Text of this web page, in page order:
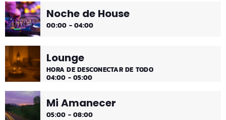
Noche de House
00:00 - 04:00
Lounge
HORA DE DESCONECTAR DE TODO
04:00 - 05:00
Mi Amanecer
05:00 - 08:00